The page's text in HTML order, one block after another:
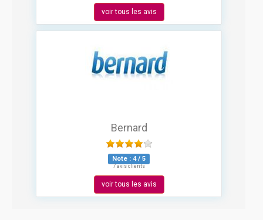
voir tous les avis
Bernard
Note : 4/ 5
7 avis clients
voir tous les avis